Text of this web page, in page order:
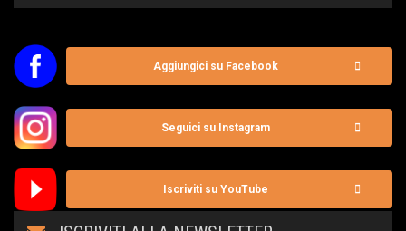
Aggiungici su Facebook
Seguici su Instagram
Iscriviti su YouTube